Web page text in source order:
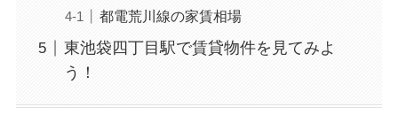
都電荒川線の家賃相場
東池袋四丁目駅で賃貸物件を見てみよ
う！